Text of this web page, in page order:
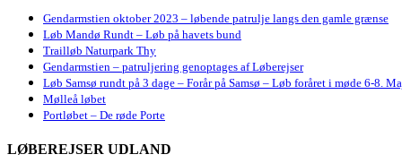
Gendarmstien oktober 2023 – løbende patrulje langs den gamle grænse
Løb Mandø Rundt – Løb på havets bund
Trailløb Naturpark Thy
Gendarmstien – patruljering genoptages af Løberejser
Løb Samsø rundt på 3 dage – Forår på Samsø – Løb foråret i møde 6-8.
Mølleå løbet
Portløbet – De røde Porte
LØBEREJSER UDLAND